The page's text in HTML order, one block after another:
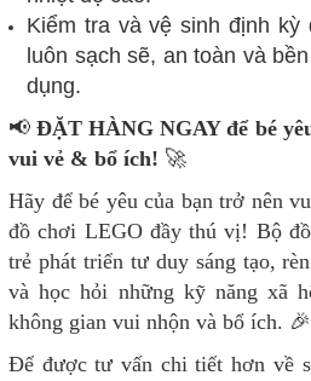
Kiểm tra và vệ sinh định kỳ
luôn sạch sẽ, an toàn và
dụng.
📢ĐẶT HÀNG NGAY để bé
vui vẻ & bổ ích! 🚀
Hãy để bé yêu của bạn trở nên
đồ chơi LEGO đầy thú vị! Bộ
trẻ phát triển tư duy sáng tạo,
và học hỏi những kỹ năng xã
không gian vui nhộn và bổ ích. 🎉
Để được tư vấn chi tiết hơn về